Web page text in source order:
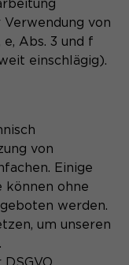
von
e, Abs. 3 und f
einschlägig).
von
Einige
können ohne
werden.
um unseren